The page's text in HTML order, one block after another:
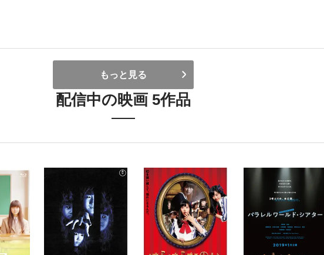
もっと見る
配信中の映画 5作品